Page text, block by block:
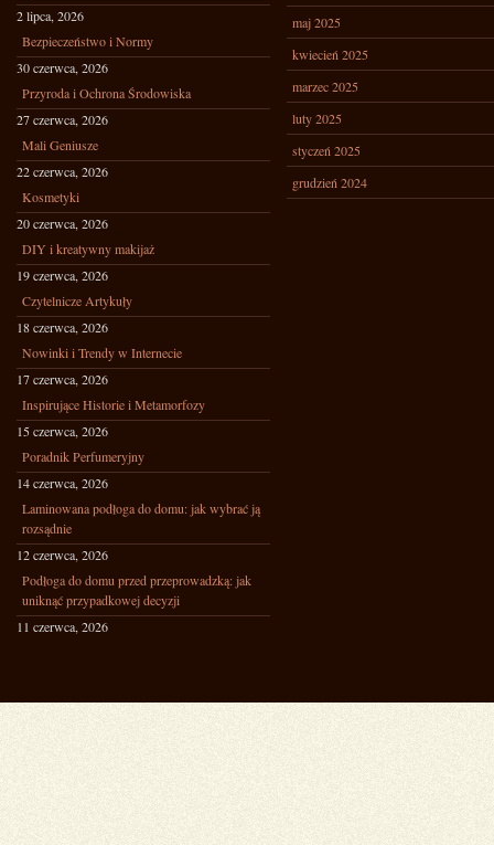
2 lipca, 2026
Bezpieczeństwo i Normy
30 czerwca, 2026
Przyroda i Ochrona Środowiska
27 czerwca, 2026
Mali Geniusze
22 czerwca, 2026
Kosmetyki
20 czerwca, 2026
DIY i kreatywny makijaż
19 czerwca, 2026
Czytelnicze Artykuły
18 czerwca, 2026
Nowinki i Trendy w Internecie
17 czerwca, 2026
Inspirujące Historie i Metamorfozy
15 czerwca, 2026
Poradnik Perfumeryjny
14 czerwca, 2026
Laminowana podłoga do domu: jak wybrać ją
rozsądnie
12 czerwca, 2026
Podłoga do domu przed przeprowadzką: jak
uniknąć przypadkowej decyzji
11 czerwca, 2026
maj 2025
kwiecień 2025
marzec 2025
luty 2025
styczeń 2025
grudzień 2024